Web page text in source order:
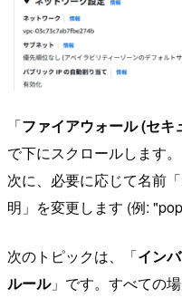
「ファイアウォール (セキ
で下にスクロールします。
次に、必要に応じて名前
明」を変更します (例:
次のトピックは、「イン
ルール」です。すべての